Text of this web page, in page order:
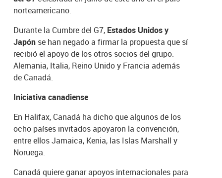
norteamericano.
Durante la Cumbre del G7, Estados Unidos y
Japón se han negado a firmar la propuesta que sí
recibió el apoyo de los otros socios del grupo:
Alemania, Italia, Reino Unido y Francia además
de Canadá.
Iniciativa canadiense
En Halifax, Canadá ha dicho que algunos de los
ocho países invitados apoyaron la convención,
entre ellos Jamaica, Kenia, las Islas Marshall y
Noruega.
Canadá quiere ganar apoyos internacionales para